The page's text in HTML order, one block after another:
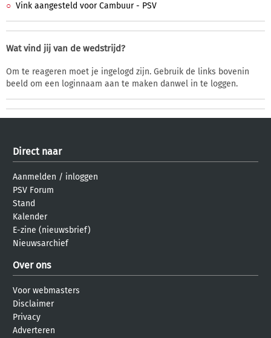
Vink aangesteld voor Cambuur - PSV
Wat vind jij van de wedstrijd?
Om te reageren moet je ingelogd zijn. Gebruik de links bovenin
beeld om een loginnaam aan te maken danwel in te loggen.
Direct naar
Aanmelden / inloggen
PSV Forum
Stand
Kalender
E-zine (nieuwsbrief)
Nieuwsarchief
Over ons
Voor webmasters
Disclaimer
Privacy
Adverteren